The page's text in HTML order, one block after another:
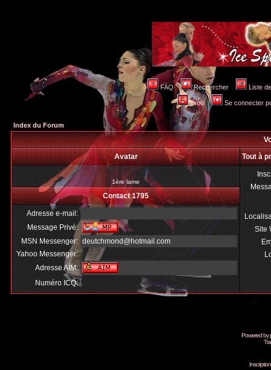
FAQ Rechercher Liste
Profil Se connecter
Index du Forum
Avatar
Tout à
1ère lame
Site
Contact 1795
Adresse e-mail:
Message Privé:
MSN Messenger: deutchmond@hotmail.com
Yahoo Messenger:
Adresse AIM:
Numéro ICQ:
Powered by